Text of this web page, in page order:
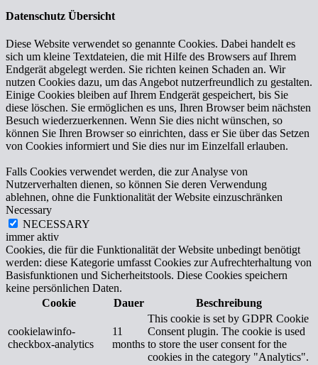
Datenschutz Übersicht
Diese Website verwendet so genannte Cookies. Dabei handelt es
sich um kleine Textdateien, die mit Hilfe des Browsers auf Ihrem
Endgerät abgelegt werden. Sie richten keinen Schaden an. Wir
nutzen Cookies dazu, um das Angebot nutzerfreundlich zu gestalten.
Einige Cookies bleiben auf Ihrem Endgerät gespeichert, bis Sie
diese löschen. Sie ermöglichen es uns, Ihren Browser beim nächsten
Besuch wiederzuerkennen. Wenn Sie dies nicht wünschen, so
können Sie Ihren Browser so einrichten, dass er Sie über das Setzen
von Cookies informiert und Sie dies nur im Einzelfall erlauben.
Falls Cookies verwendet werden, die zur Analyse von
Nutzerverhalten dienen, so können Sie deren Verwendung
ablehnen, ohne die Funktionalität der Website einzuschränken
Necessary
NECESSARY
immer aktiv
Cookies, die für die Funktionalität der Website unbedingt benötigt
werden: diese Kategorie umfasst Cookies zur Aufrechterhaltung von
Basisfunktionen und Sicherheitstools. Diese Cookies speichern
keine persönlichen Daten.
Cookie
Dauer Beschreibung
cookielawinfo-
checkbox-analytics
11
months
This cookie is set by GDPR Cookie
Consent plugin. The cookie is used
to store the user consent for the
cookies in the category "Analytics".